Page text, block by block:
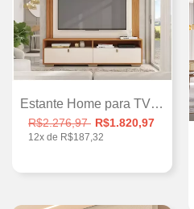
Estante Home para TV 70" 2 Portas C...
R$2.276,97 R$1.820,97
12x de R$187,32